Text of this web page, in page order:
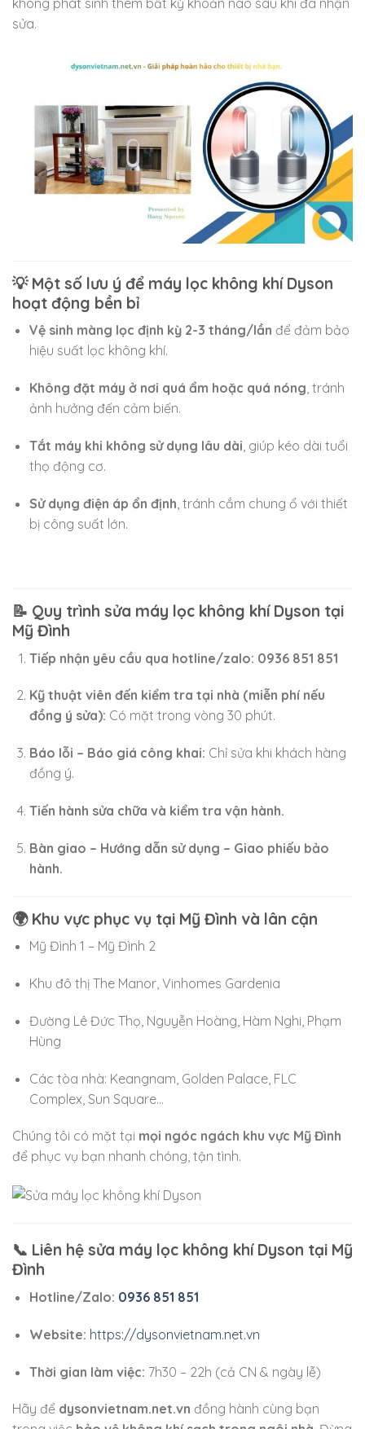
không phát sinh thêm bất kỳ khoản nào sau khi đã nhận
sửa.
💡 Một số lưu ý để máy lọc không khí Dyson
hoạt động bền bỉ
Vệ sinh màng lọc định kỳ 2-3 tháng/lần để đảm bảo
hiệu suất lọc không khí.
Không đặt máy ở nơi quá ẩm hoặc quá nóng , tránh
ảnh hưởng đến cảm biến.
Tắt máy khi không sử dụng lâu dài , giúp kéo dài tuổi
thọ động cơ.
Sử dụng điện áp ổn định , tránh cắm chung ổ với thiết
bị công suất lớn.
📝 Quy trình sửa máy lọc không khí Dyson tại
Mỹ Đình
Tiếp nhận yêu cầu qua hotline/zalo: 0936 851 851
Kỹ thuật viên đến kiểm tra tại nhà (miễn phí nếu
đồng ý sửa): Có mặt trong vòng 30 phút.
Báo lỗi – Báo giá công khai: Chỉ sửa khi khách hàng
đồng ý.
Tiến hành sửa chữa và kiểm tra vận hành.
Bàn giao – Hướng dẫn sử dụng – Giao phiếu bảo
hành.
🌍 Khu vực phục vụ tại Mỹ Đình và lân cận
Mỹ Đình 1 – Mỹ Đình 2
Khu đô thị The Manor, Vinhomes Gardenia
Đường Lê Đức Thọ, Nguyễn Hoàng, Hàm Nghi, Phạm
Hùng
Các tòa nhà: Keangnam, Golden Palace, FLC
Complex, Sun Square…
Chúng tôi có mặt tại mọi ngóc ngách khu vực Mỹ Đình
để phục vụ bạn nhanh chóng, tận tình.
📞 Liên hệ sửa máy lọc không khí Dyson tại Mỹ
Đình
Hotline/Zalo: 0936 851 851
Website: https://dysonvietnam.net.vn
Thời gian làm việc: 7h30 – 22h (cả CN & ngày lễ)
Hãy để dysonvietnam.net.vn đồng hành cùng bạn